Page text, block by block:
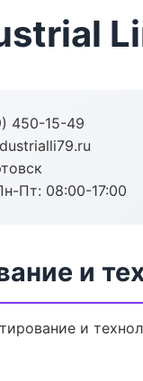
450-15-49
Пт: 08:00-17:00
и
и